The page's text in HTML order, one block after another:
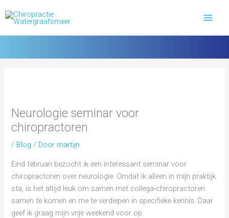
naar
Neurologie seminar voor
chiropractoren
/ Blog / Door martijn
Eind februari bezocht ik een interessant seminar voor
chiropractoren over neurologie. Omdat ik alleen in mijn praktijk
sta, is het altijd leuk om samen met collega-chiropractoren
samen te komen en me te verdiepen in specifieke kennis. Daar
geef ik graag mijn vrije weekend voor op.